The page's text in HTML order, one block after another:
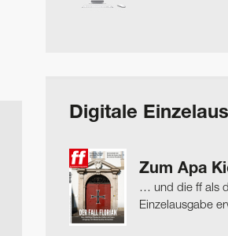
Digitale
Zum Apa
… und die ff als
Einzelausgabe